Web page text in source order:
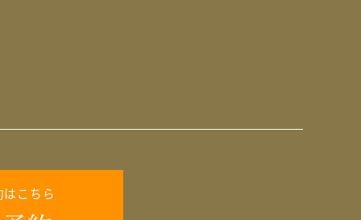
こちら